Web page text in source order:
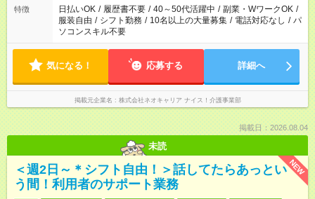
特徴 日払いOK / 履歴書不要 / 40～50代活躍中 / 副業・WワークOK /
服装自由 / シフト勤務 / 10名以上の大量募集 / 電話対応なし / パ
ソコンスキル不要
気になる！ 応募する 詳細へ
掲載元企業名 株式会社ネオキャリア ナイス！介護事業部
掲載日：2026.08.04
未読
NEW
＜週2日～＊シフト自由！＞話してたらあっとい
う間！利用者のサポート業務